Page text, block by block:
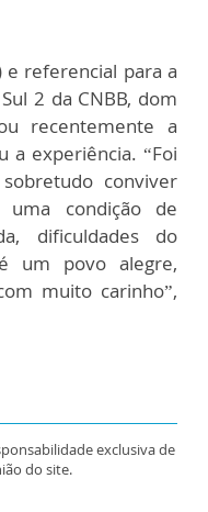
e referencial para a
2 da CNBB, dom
recentemente a
a experiência. “Foi
conviver
condição de
dificuldades do
um povo alegre,
muito carinho”,
exclusiva de
do site.